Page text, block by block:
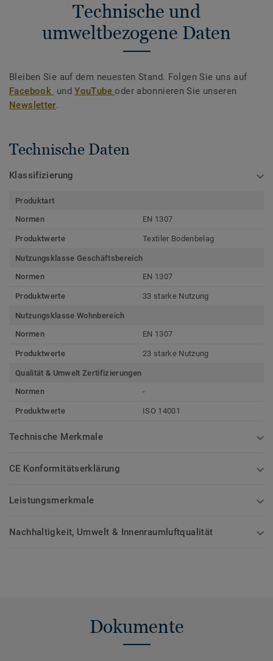
Technische und
umweltbezogene Daten
Bleiben Sie auf dem neuesten Stand. Folgen Sie uns auf
Facebook undYouTubeoder abonnieren Sie unseren
Newsletter.
Technische Daten
Klassifizierung
Produktart
Normen
EN 1307
Produktwerte Textiler Bodenbelag
Nutzungsklasse Geschäftsbereich
Normen
EN 1307
Produktwerte 33 starke Nutzung
Nutzungsklasse Wohnbereich
Normen
EN 1307
Produktwerte 23 starke Nutzung
Qualität & Umwelt Zertifizierungen
Normen
-
Produktwerte ISO 14001
Technische Merkmale
CE Konformitätserklärung
Leistungsmerkmale
Nachhaltigkeit, Umwelt & Innenraumluftqualität
Dokumente